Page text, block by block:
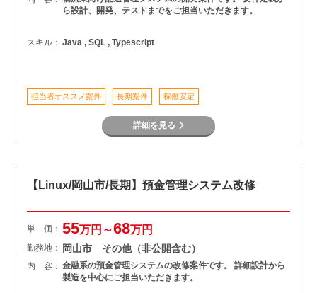
ら設計、開発、テストまでをご担当いただきます。
スキル： Java , SQL , Typescript
担当者オススメ案件 長期案件 稼働安定
詳細を見る
【Linux/岡山市/長期】預金管理システム改修
単 価： 55万円～68万円
勤務地： 岡山市 その他（非公開含む）
内 容： 金融系の預金管理システムの改修案件です。 詳細設計から
製造を中心にご担当いただきます。